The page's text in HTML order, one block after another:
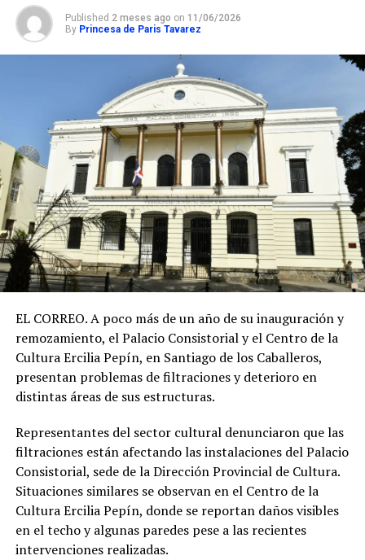
Published 2 meses ago on 11/06/2026
By Princesa de Paris Tavarez
EL CORREO. A poco más de un año de su inauguración y
remozamiento, el Palacio Consistorial y el Centro de la
Cultura Ercilia Pepín, en Santiago de los Caballeros,
presentan problemas de filtraciones y deterioro en
distintas áreas de sus estructuras.
Representantes del sector cultural denunciaron que las
filtraciones están afectando las instalaciones del Palacio
Consistorial, sede de la Dirección Provincial de Cultura.
Situaciones similares se observan en el Centro de la
Cultura Ercilia Pepín, donde se reportan daños visibles
en el techo y algunas paredes pese a las recientes
intervenciones realizadas.